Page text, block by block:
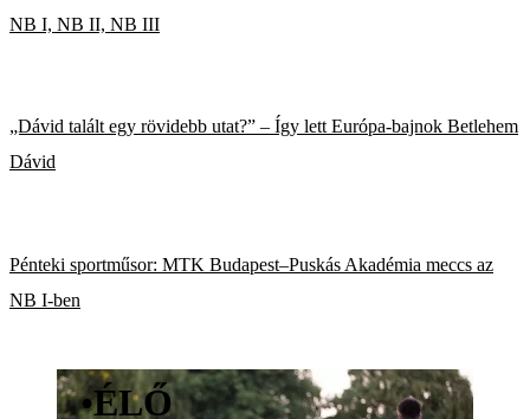
NB I, NB II, NB III
„Dávid talált egy rövidebb utat?” – Így lett Európa-bajnok Betlehem
Dávid
Pénteki sportműsor: MTK Budapest–Puskás Akadémia meccs az
NB I-ben
•ÉLŐ